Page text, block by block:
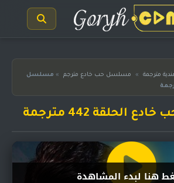
مترجمة » مسلسل حب خادع مترجم » مسلسل
الحلقة 442 مترجمة
هنا لبدء المشاهدة